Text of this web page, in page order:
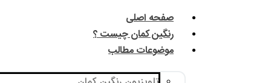
صفحه اصلی
رنگین کمان چیست ؟
موضوعات مطالب